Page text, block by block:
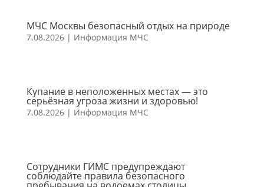
МЧС Москвы безопасный отдых на природе
7.08.2026| Информация МЧС
Купание в неположенных местах — это
серьёзная угроза жизни и здоровью!
7.08.2026| Информация МЧС
Сотрудники ГИМС предупреждают
соблюдайте правила безопасного